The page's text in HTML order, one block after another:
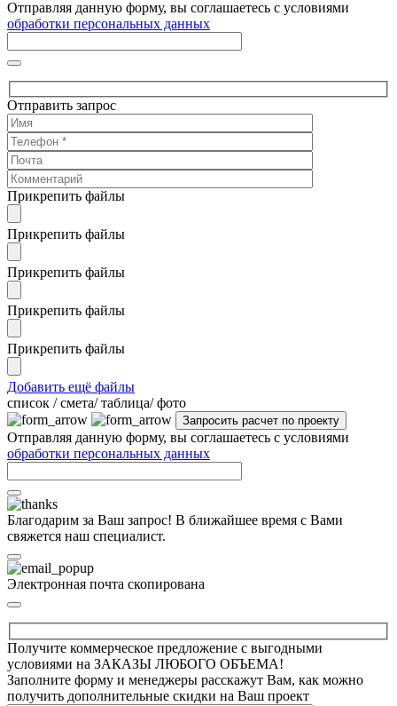
Отправляя данную форму, вы соглашаетесь с условиями
обработки персональных данных
Отправить запрос
Прикрепить файлы
Прикрепить файлы
Прикрепить файлы
Прикрепить файлы
Прикрепить файлы
Добавить ещё файлы
cписок / смета/ таблица/ фото
Отправляя данную форму, вы соглашаетесь с условиями
обработки персональных данных
Благодарим за Ваш запрос! В ближайшее время с Вами
свяжется наш специалист.
Электронная почта скопирована
Получите коммерческое предложение с выгодными
условиями на ЗАКАЗЫ ЛЮБОГО ОБЪЕМА!
Заполните форму и менеджеры расскажут Вам, как можно
получить дополнительные скидки на Ваш проект